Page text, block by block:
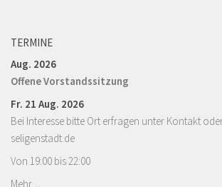
TERMINE
Aug. 2026
Offene Vorstandssitzung
Fr. 21 Aug. 2026
Bei Interesse bitte Ort erfragen unter Kontakt
seligenstadt.de
Von 19:00 bis 22:00
Mehr ...